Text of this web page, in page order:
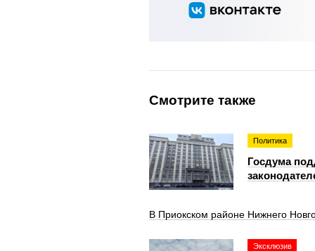
Смотрите также
Политика
Госдума
В Приокском районе Нижнего
Эксклюзив